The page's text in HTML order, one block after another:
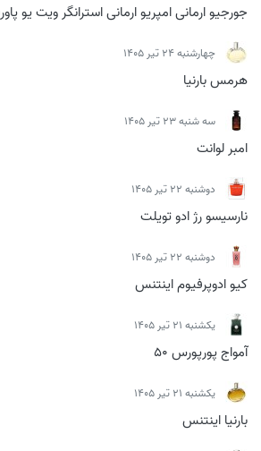
جورجیو ارمانی امپریو ارمانی استرانگر ویت یو
چهارشنبه 24 تیر 1405
هرمس بارنیا
سه شنبه 23 تیر 1405
امبر لوانت
دوشنبه 22 تیر 1405
نارسیسو رژ ادو تویلت
دوشنبه 22 تیر 1405
کیو ادوپرفیوم اینتنس
يكشنبه 21 تیر 1405
آمواج پورپورس 50
يكشنبه 21 تیر 1405
بارنیا اینتنس